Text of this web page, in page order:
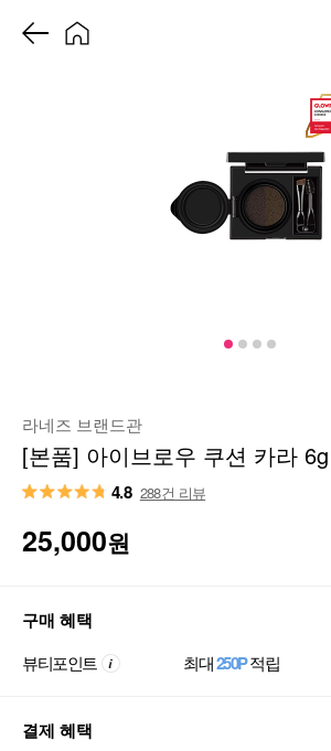
라네즈 브랜드관
[본품] 아이브로우 쿠션 카라 6g
4.8 288건 리뷰
25,000원
구매 혜택
뷰티포인트 최대250P적립
결제 혜택